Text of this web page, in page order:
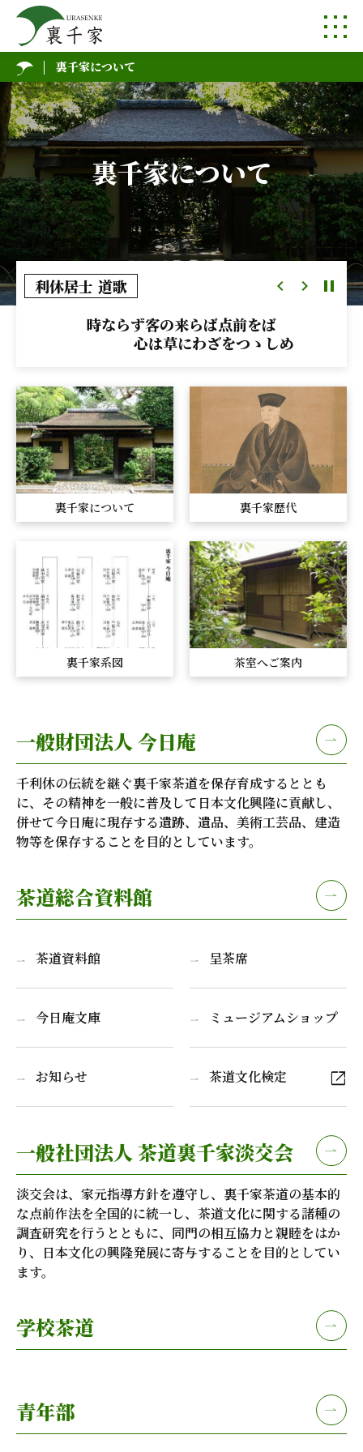
裏千家について
裏千家について
利休居士 道歌
時ならず客の来らば点前をば
心は草にわざをつゝしめ
裏千家について 裏千家歴代
裏千家系図 茶室へご案内
一般財団法人 今日庵
千利休の伝統を継ぐ裏千家茶道を保存育成するととも
に、その精神を一般に普及して日本文化興隆に貢献し、
併せて今日庵に現存する遺跡、遺品、美術工芸品、建造
物等を保存することを目的としています。
茶道総合資料館
茶道資料館 呈茶席
今日庵文庫 ミュージアムショップ
お知らせ 茶道文化検定 open_in_new
一般社団法人茶道裏千家淡交会
淡交会は、家元指導方針を遵守し、裏千家茶道の基本的
な点前作法を全国的に統一し、茶道文化に関する諸種の
調査研究を行うとともに、同門の相互協力と親睦をはか
り、日本文化の興隆発展に寄与することを目的としてい
ます。
学校茶道
青年部